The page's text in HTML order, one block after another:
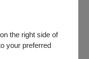
the right side of
your preferred
time with his
as a delivery boy at
befriends Fan, the
Their days of